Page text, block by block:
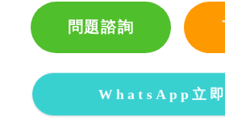
問題諮詢
WhatsApp立